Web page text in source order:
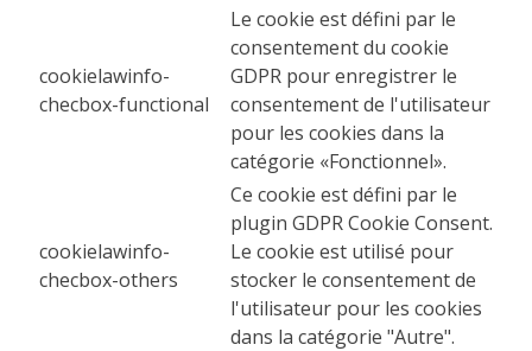
cookielawinfo-
checbox-functional
Le cookie est défini par le
consentement du cookie
GDPR pour enregistrer le
consentement de l'utilisateur
pour les cookies dans la
catégorie «Fonctionnel».
cookielawinfo-
checbox-others
Ce cookie est défini par le
plugin GDPR Cookie Consent.
Le cookie est utilisé pour
stocker le consentement de
l'utilisateur pour les cookies
dans la catégorie "Autre".